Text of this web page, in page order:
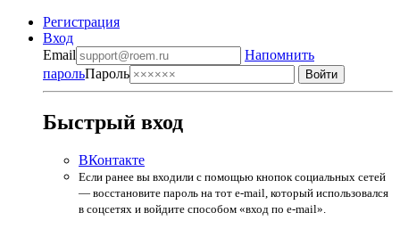
Регистрация
Вход
Email
Напомнить
парольПароль
Быстрый вход
ВКонтакте
Если ранее вы входили с помощью кнопок социальных сетей
— восстановите пароль на тот e-mail, который использовался
в соцсетях и войдите способом «вход по e-mail».